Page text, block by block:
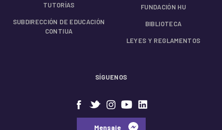
TUTORÍAS
SUBDIRECCIÓN DE EDUCACIÓN
CONTIUA
FUNDACIÓN HU
BIBLIOTECA
LEYES Y REGLAMENTOS
SÍGUENOS
⠀⠀Mensaje⠀